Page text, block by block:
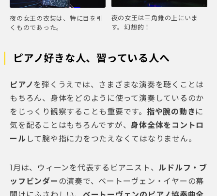
夜の女王の衣装は、特に目を引
くものであった。
夜の女王は三角錐の上にいま
す。幻想的！
ピアノ好きな人、習っている人へ
ピアノ を弾くうえでは、さまざまな演奏を聴くことは
もちろん、身体をどのように使って演奏しているのか
をじっくり観察することも重要です。 指や腕の動き に
気を配ることはもちろんですが、身体全体をコントロ
ール して腕や指に力をつたえなくてはなりません。
1月は、ウィーンを代表するピアニスト、 ルドルフ・ブ
ッフビンダー の演奏で、ベートーヴェン・イヤーの幕